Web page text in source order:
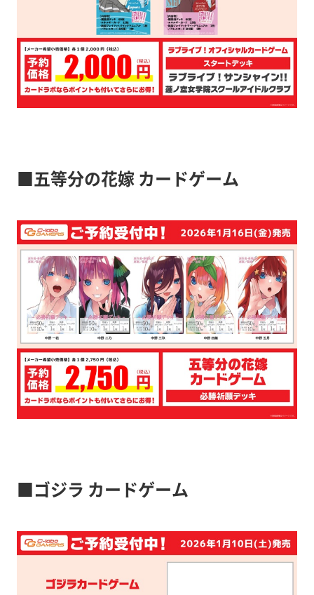
■五等分の花嫁 カードゲーム
■ゴジラ カードゲーム